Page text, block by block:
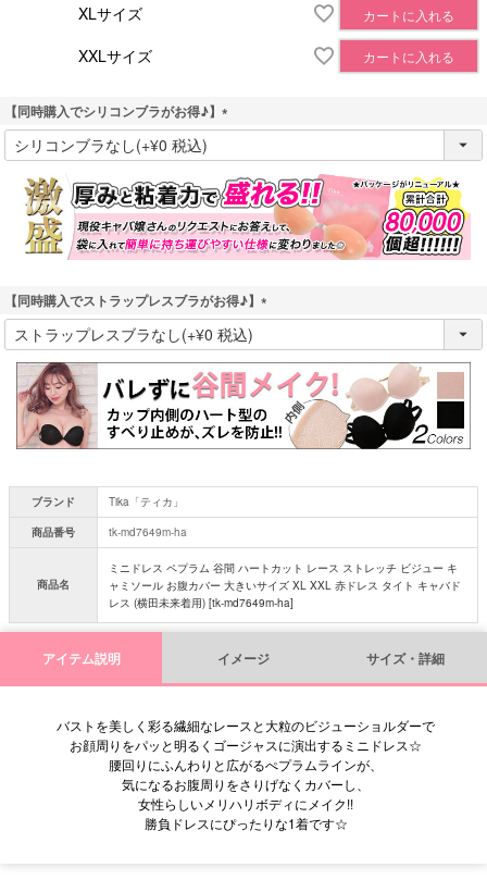
XLサイズ カートに入れる
XXLサイズ カートに入れる
【同時購入でシリコンブラがお得♪】
(
)
【同時購入でストラップレスブラがお得♪】
(
須
)
ブランド
Tika「ティカ」
商品番号
tk-md7649m-ha
商品名
ミニドレス ペプラム 谷間 ハートカット レース ストレッチ ビジュー キ
ャミソール お腹カバー 大きいサイズ XL XXL 赤ドレス タイト キャバド
レス (横田未来着用) [tk-md7649m-ha]
アイテム説明 イメージ サイズ・詳細
バストを美しく彩る繊細なレースと大粒のビジューショルダーで
お顔周りをパッと明るくゴージャスに演出するミニドレス☆
腰回りにふんわりと広がるぺプラムラインが、
気になるお腹周りをさりげなくカバーし、
女性らしいメリハリボディにメイク!!
勝負ドレスにぴったりな1着です☆